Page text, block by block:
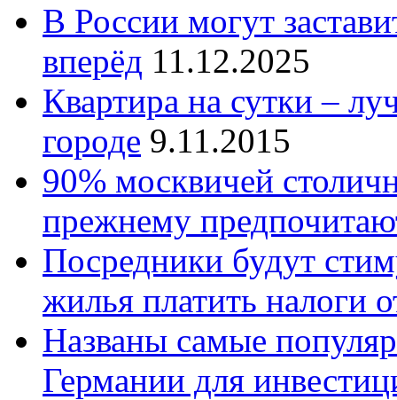
В России могут
вперёд 11.12.2025
Квартира на сутки –
городе 9.11.2015
90% москвичей
прежнему
Посредники будут
жилья платить налоги
Названы самые
Германии для